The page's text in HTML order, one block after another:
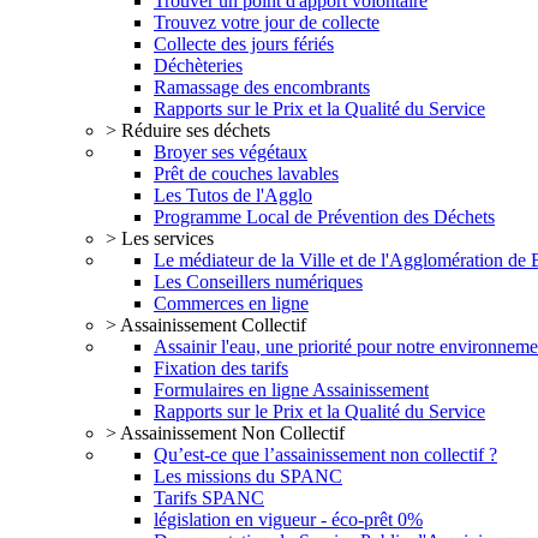
Trouvez votre jour de collecte
Collecte des jours fériés
Déchèteries
Ramassage des encombrants
Rapports sur le Prix et la Qualité du Service
> Réduire ses déchets
Broyer ses végétaux
Prêt de couches lavables
Les Tutos de l'Agglo
Programme Local de Prévention des Déchets
> Les services
Le médiateur de la Ville et de l'Agglomération de
Les Conseillers numériques
Commerces en ligne
> Assainissement Collectif
Assainir l'eau, une priorité pour notre
Fixation des tarifs
Formulaires en ligne Assainissement
Rapports sur le Prix et la Qualité du Service
> Assainissement Non Collectif
Qu’est-ce que l’assainissement non collectif ?
Les missions du SPANC
Tarifs SPANC
législation en vigueur - éco-prêt 0%